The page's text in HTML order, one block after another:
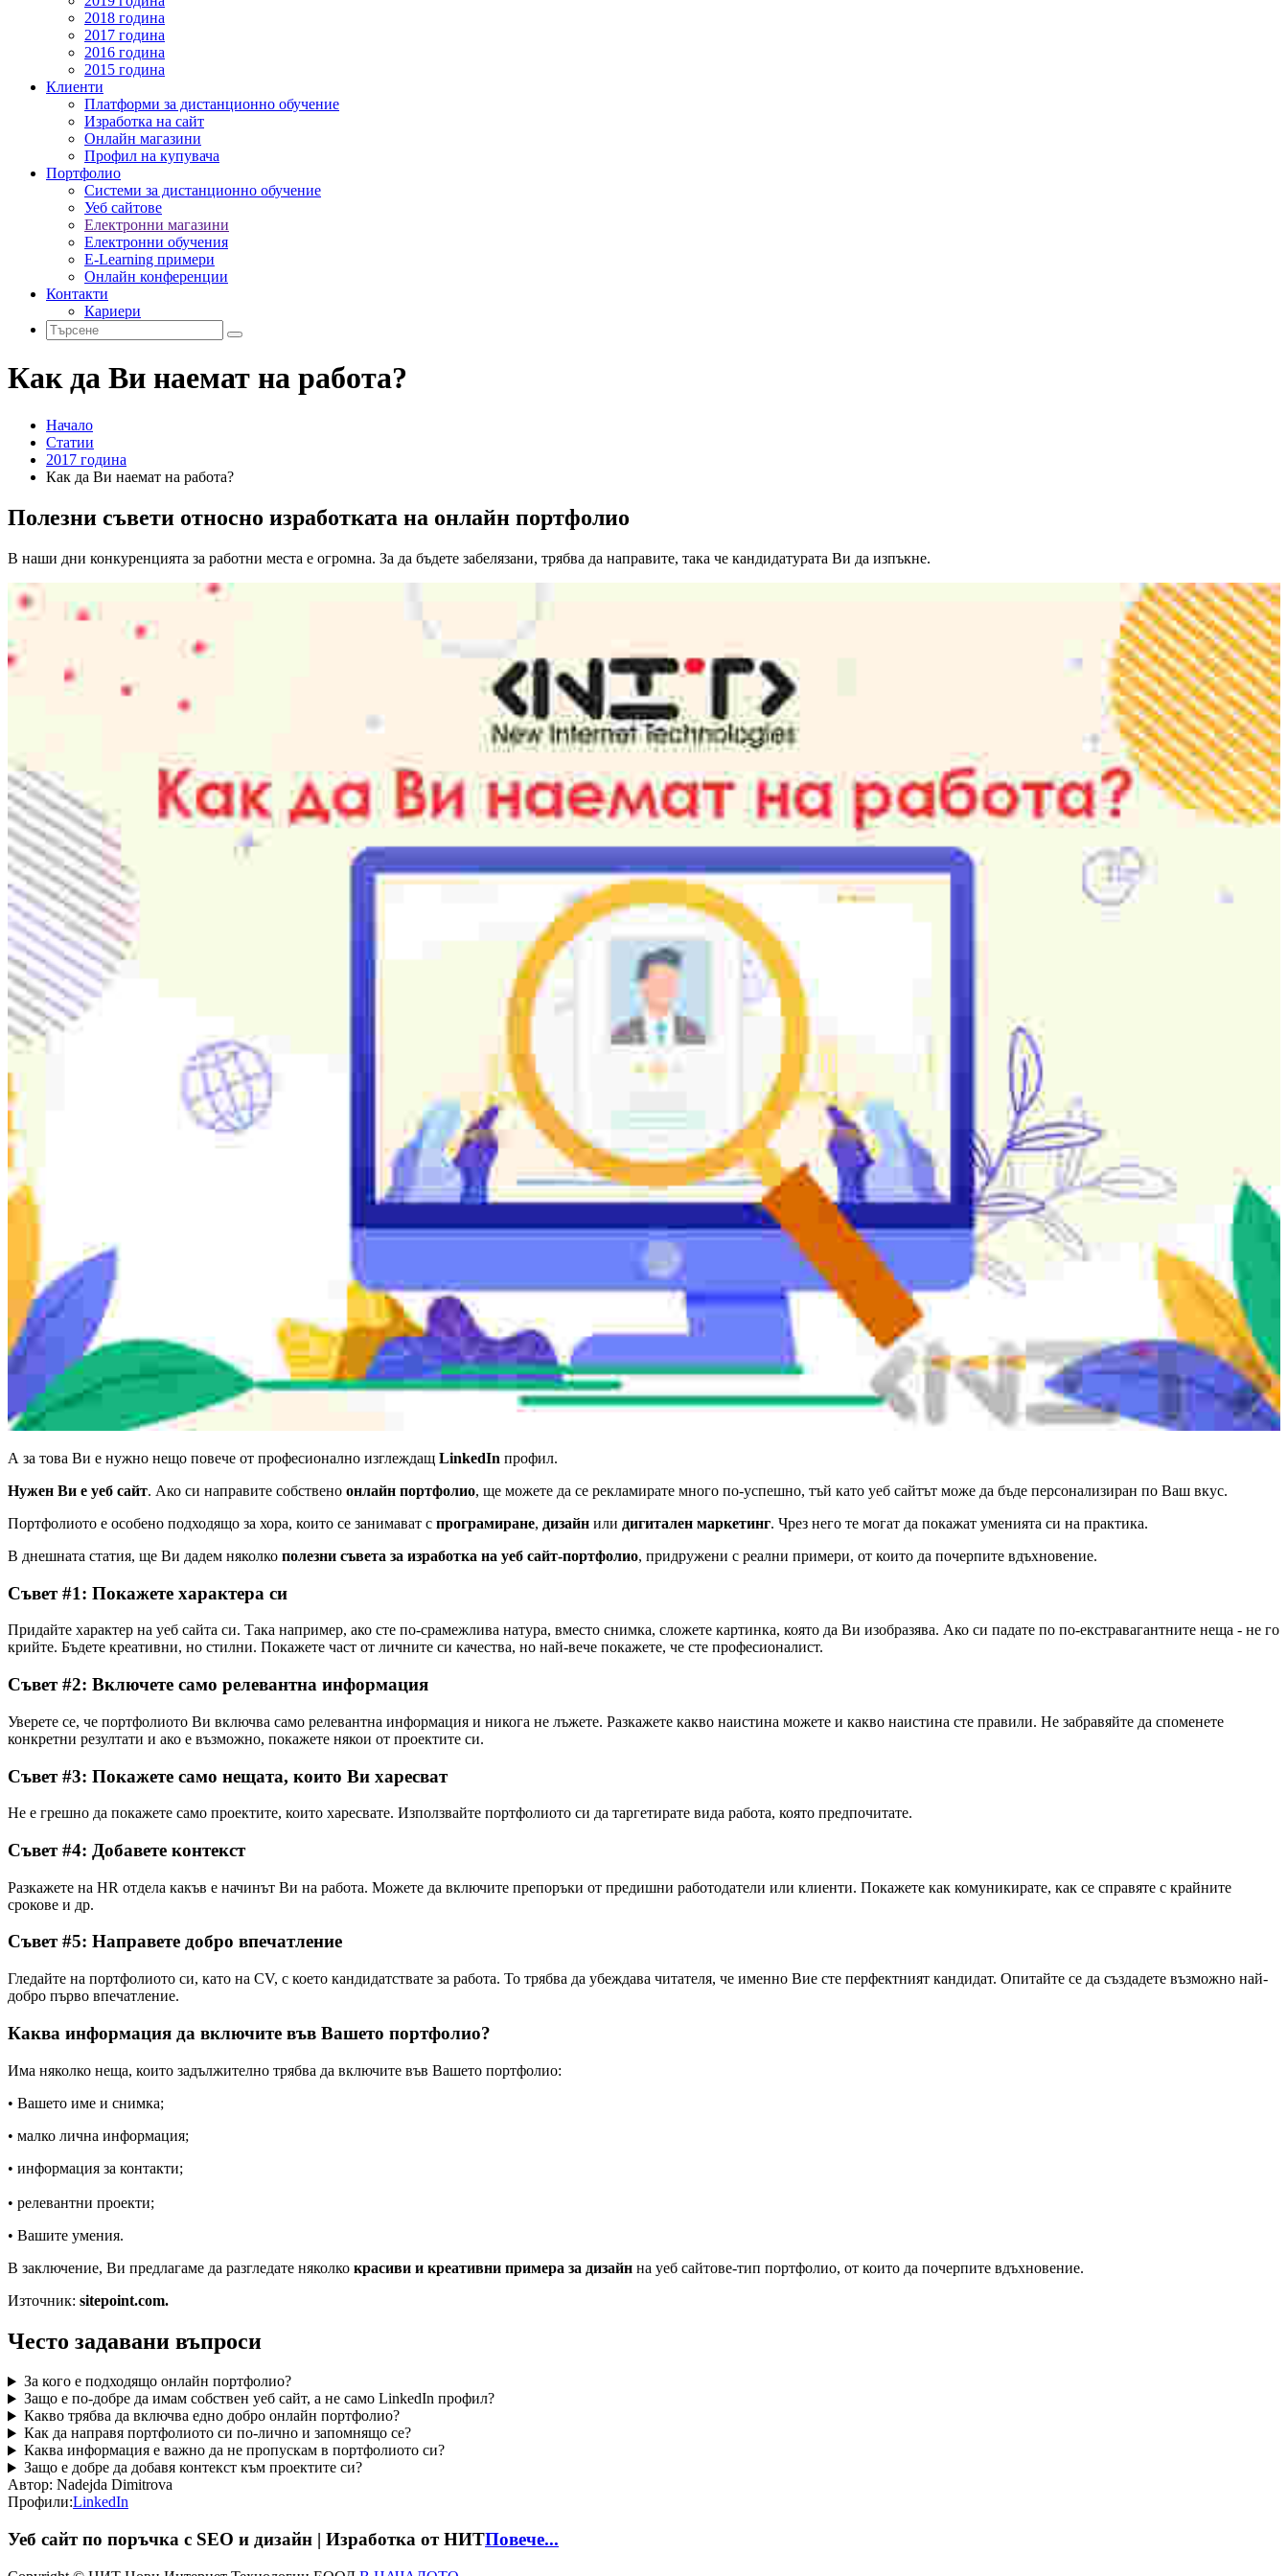
2018 година
2017 година
2016 година
2015 година
Клиенти
Платформи за дистанционно обучение
Изработка на сайт
Онлайн магазини
Профил на купувача
Портфолио
Системи за дистанционно обучение
Уеб сайтове
Електронни магазини
Електронни обучения
E-Learning примери
Онлайн конференции
Контакти
Кариери
Как да Ви наемат на работа?
Начало
Статии
2017 година
Как да Ви наемат на работа?
Полезни съвети относно изработката на онлайн портфолио
В наши дни конкуренцията за работни места е огромна. За да бъдете забелязани, трябва да направите, така че кандидатурата Ви да изпъкне.
А за това Ви е нужно нещо повече от професионално изглеждащ LinkedIn профил.
Нужен Ви е уеб сайт. Ако си направите собствено онлайн портфолио, ще можете да се рекламирате много по-успешно, тъй като уеб сайтът може да бъде персонализиран по Ваш вкус.
Портфолиото е особено подходящо за хора, които се занимават с програмиране, дизайн или дигитален маркетинг. Чрез него те могат да покажат уменията си на практика.
В днешната статия, ще Ви дадем няколко полезни съвета за изработка на уеб сайт-портфолио, придружени с реални примери, от които да почерпите вдъхновение.
Съвет #1: Покажете характера си
Придайте характер на уеб сайта си. Така например, ако сте по-срамежлива натура, вместо снимка, сложете картинка, която да Ви изобразява. Ако си падате по по-екстравагантните неща - не го
крийте. Бъдете креативни, но стилни. Покажете част от личните си качества, но най-вече покажете, че сте професионалист.
Съвет #2: Включете само релевантна информация
Уверете се, че портфолиото Ви включва само релевантна информация и никога не лъжете. Разкажете какво наистина можете и какво наистина сте правили. Не забравяйте да споменете
конкретни резултати и ако е възможно, покажете някои от проектите си.
Съвет #3: Покажете само нещата, които Ви харесват
Не е грешно да покажете само проектите, които харесвате. Използвайте портфолиото си да таргетирате вида работа, която предпочитате.
Съвет #4: Добавете контекст
Разкажете на HR отдела какъв е начинът Ви на работа. Можете да включите препоръки от предишни работодатели или клиенти. Покажете как комуникирате, как се справяте с крайните
срокове и др.
Съвет #5: Направете добро впечатление
Гледайте на портфолиото си, като на CV, с което кандидатствате за работа. То трябва да убеждава читателя, че именно Вие сте перфектният кандидат. Опитайте се да създадете възможно най-
добро първо впечатление.
Каква информация да включите във Вашето портфолио?
Има няколко неща, които задължително трябва да включите във Вашето портфолио:
• Вашето име и снимка;
• малко лична информация;
• информация за контакти;
• релевантни проекти;
• Вашите умения.
В заключение, Ви предлагаме да разгледате няколко красиви и креативни примера за дизайн на уеб сайтове-тип портфолио, от които да почерпите вдъхновение.
Източник: sitepoint.com.
Често задавани въпроси
За кого е подходящо онлайн портфолио?
Защо е по-добре да имам собствен уеб сайт, а не само LinkedIn профил?
Какво трябва да включва едно добро онлайн портфолио?
Как да направя портфолиото си по-лично и запомнящо се?
Каква информация е важно да не пропускам в портфолиото си?
Защо е добре да добавя контекст към проектите си?
Автор: Nadejda Dimitrova
Профили:LinkedIn
Уеб сайт по поръчка с SEO и дизайн | Изработка от НИТПовече...